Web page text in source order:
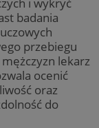
badania
przebiegu
lekarz
ocenić
oraz
do